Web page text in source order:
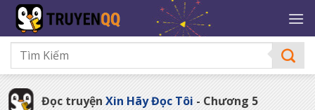
qua
nội
dung
Đọc truyện Xin Hãy Đọc Tôi - Chương 5